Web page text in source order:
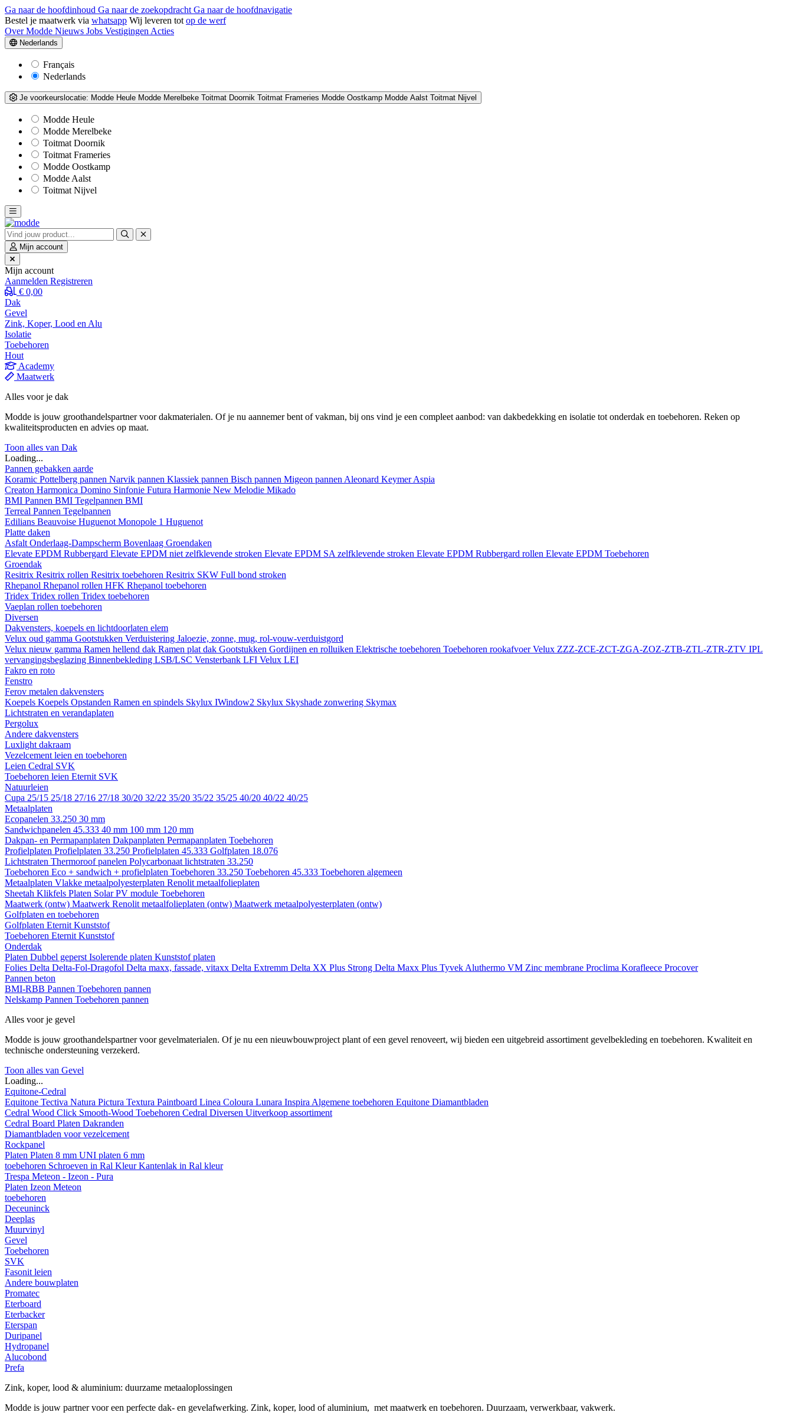
Ga naar de hoofdinhoud Ga naar de zoekopdracht Ga naar de hoofdnavigatie
Bestel je maatwerk via whatsapp Wij leveren tot op de werf
Over Modde Nieuws Jobs Vestigingen Acties
Nederlands
Français
Nederlands
Je voorkeurslocatie: Modde Heule Modde Merelbeke Toitmat Doornik Toitmat Frameries Modde Oostkamp Modde Aalst Toitmat Nijvel
Modde Heule
Modde Merelbeke
Toitmat Doornik
Toitmat Frameries
Modde Oostkamp
Modde Aalst
Toitmat Nijvel
Mijn account
Mijn account
Aanmelden Registreren
€ 0,00
Dak
Gevel
Zink, Koper, Lood en Alu
Isolatie
Toebehoren
Hout
Academy
Maatwerk
Alles voor je dak
Modde is jouw groothandelspartner voor dakmaterialen. Of je nu aannemer bent of vakman, bij ons vind je een compleet aanbod: van dakbedekking en isolatie tot onderdak en toebehoren. Reken op
kwaliteitsproducten en advies op maat.
Toon alles van Dak
Loading...
Pannen gebakken aarde
Koramic Pottelberg pannen Narvik pannen Klassiek pannen Bisch pannen Migeon pannen Aleonard KeymerAspia
Creaton Harmonica Domino Sinfonie Futura Harmonie New Melodie Mikado
BMI Pannen BMI Tegelpannen BMI
Terreal Pannen Tegelpannen
Edilians Beauvoise Huguenot Monopole 1 Huguenot
Platte daken
Asfalt Onderlaag-Dampscherm Bovenlaag Groendaken
Elevate EPDM Rubbergard Elevate EPDM niet zelfklevende stroken Elevate EPDM SA zelfklevende stroken Elevate EPDM Rubbergard rollen Elevate EPDM Toebehoren
Groendak
Resitrix Resitrix rollen Resitrix toebehoren Resitrix SKW Full bond stroken
Rhepanol Rhepanol rollen HFK Rhepanol toebehoren
Tridex Tridex rollen Tridex toebehoren
Vaeplan rollen toebehoren
Diversen
Dakvensters, koepels en lichtdoorlaten elem
Velux oud gamma Gootstukken Verduistering Jaloezie, zonne, mug, rol-vouw-verduistgord
Velux nieuw gamma Ramen hellend dak Ramen plat dak Gootstukken Gordijnen en rolluiken Elektrische toebehoren Toebehoren rookafvoerVelux ZZZ-ZCE-ZCT-ZGA-ZOZ-ZTB-ZTL-ZTR-ZTV IPL
vervangingsbeglazing Binnenbekleding LSB/LSC Vensterbank LFI Velux LEI
Fakro en roto
Fenstro
Ferov metalen dakvensters
Koepels Koepels Opstanden Ramen en spindels Skylux IWindow2 Skylux Skyshade zonwering Skymax
Lichtstraten en verandaplaten
Pergolux
Andere dakvensters
Luxlight dakraam
Vezelcement leien en toebehoren
Leien Cedral SVK
Toebehoren leien Eternit SVK
Natuurleien
Cupa 25/15 25/18 27/16 27/18 30/20 32/22 35/20 35/22 35/25 40/20 40/22 40/25
Metaalplaten
Ecopanelen 33.250 30 mm
Sandwichpanelen 45.333 40 mm 100 mm 120 mm
Dakpan- en Permapanplaten Dakpanplaten Permapanplaten Toebehoren
Profielplaten Profielplaten 33.250 Profielplaten 45.333 Golfplaten 18.076
Lichtstraten Thermoroof panelen Polycarbonaat lichtstraten 33.250
Toebehoren Eco + sandwich + profielplaten Toebehoren 33.250 Toebehoren 45.333 Toebehoren algemeen
Metaalplaten Vlakke metaalpolyesterplaten Renolit metaalfolieplaten
Sheetah Klikfels Platen Solar PV module Toebehoren
Maatwerk (ontw) Maatwerk Renolit metaalfolieplaten (ontw) Maatwerk metaalpolyesterplaten (ontw)
Golfplaten en toebehoren
Golfplaten Eternit Kunststof
Toebehoren Eternit Kunststof
Onderdak
Platen Dubbel geperst Isolerende platen Kunststof platen
Folies Delta Delta-Fol-Dragofol Delta maxx, fassade, vitaxx Delta Extremm Delta XX Plus Strong Delta Maxx Plus Tyvek Aluthermo VM Zinc membrane Proclima Korafleece Procover
Pannen beton
BMI-RBB Pannen Toebehoren pannen
Nelskamp Pannen Toebehoren pannen
Alles voor je gevel
Modde is jouw groothandelspartner voor gevelmaterialen. Of je nu een nieuwbouwproject plant of een gevel renoveert, wij bieden een uitgebreid assortiment gevelbekleding en toebehoren. Kwaliteit en
technische ondersteuning verzekerd.
Toon alles van Gevel
Loading...
Equitone-Cedral
Equitone Tectiva Natura Pictura Textura Paintboard Linea Coloura Lunara Inspira Algemene toebehoren Equitone Diamantbladen
Cedral Wood Click Smooth-Wood Toebehoren Cedral Diversen Uitverkoop assortiment
Cedral Board Platen Dakranden
Diamantbladen voor vezelcement
Rockpanel
Platen Platen 8 mm UNI platen 6 mm
toebehoren Schroeven in Ral KleurKantenlak in Ral kleur
Trespa Meteon - Izeon - Pura
Platen Izeon Meteon
toebehoren
Deceuninck
Deeplas
Muurvinyl
Gevel
Toebehoren
SVK
Fasonit leien
Andere bouwplaten
Promatec
Eterboard
Eterbacker
Eterspan
Duripanel
Hydropanel
Alucobond
Prefa
Zink, koper, lood & aluminium: duurzame metaaloplossingen
Modde is jouw partner voor een perfecte dak- en gevelafwerking. Zink, koper, lood of aluminium, met maatwerk en toebehoren. Duurzaam, verwerkbaar, vakwerk.